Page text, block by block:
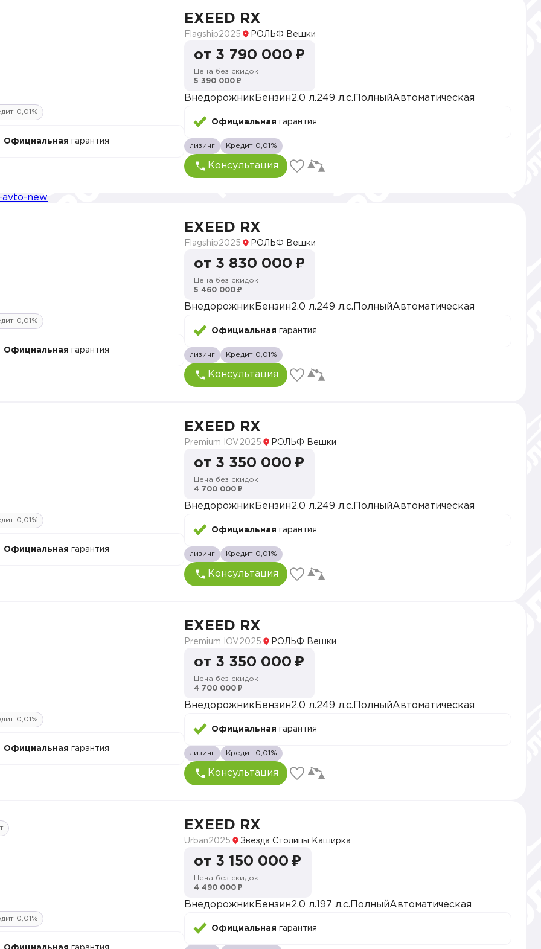
0,01%
Официальная гарантия
EXEED RX
Flagship2025 РОЛЬФ Вешки
от 3 790 000 ₽
Цена без скидок
5 390 000 ₽
Внедорожник Бензин2.0 л.249 л.с. ПолныйАвтоматическая
Официальная гарантия
лизинг Кредит 0,01%
Консультация
0,01%
Официальная гарантия
EXEED RX
Flagship2025 РОЛЬФ Вешки
от 3 830 000 ₽
Цена без скидок
5 460 000 ₽
Внедорожник Бензин2.0 л.249 л.с. ПолныйАвтоматическая
Официальная гарантия
лизинг Кредит 0,01%
Консультация
0,01%
Официальная гарантия
EXEED RX
Premium IOV 2025 РОЛЬФ Вешки
от 3 350 000 ₽
Цена без скидок
4 700 000 ₽
Внедорожник Бензин2.0 л.249 л.с. ПолныйАвтоматическая
Официальная гарантия
лизинг Кредит 0,01%
Консультация
0,01%
Официальная гарантия
EXEED RX
Premium IOV 2025 РОЛЬФ Вешки
от 3 350 000 ₽
Цена без скидок
4 700 000 ₽
Внедорожник Бензин2.0 л.249 л.с. ПолныйАвтоматическая
Официальная гарантия
лизинг Кредит 0,01%
Консультация
0,01%
EXEED RX
Urban2025 Звезда Столицы Каширка
от 3 150 000 ₽
Цена без скидок
4 490 000 ₽
Внедорожник Бензин2.0 л. 197 л.с. ПолныйАвтоматическая
Официальная гарантия